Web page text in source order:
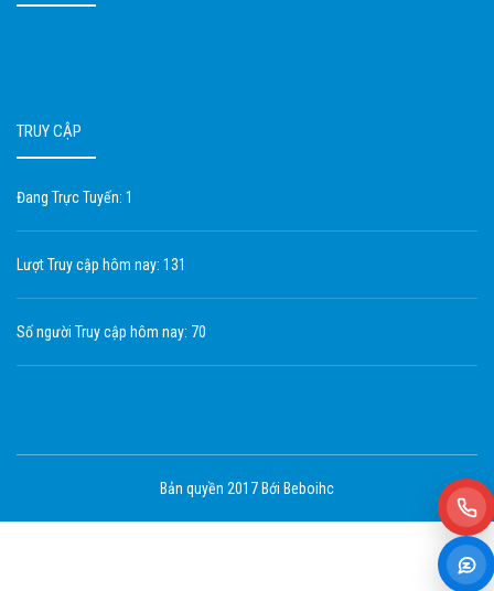
TRUY CẬP
Đang Trực Tuyến: 1
Lượt Truy cập hôm nay: 131
Số người Truy cập hôm nay: 70
Bản quyền 2017 Bới Beboihc